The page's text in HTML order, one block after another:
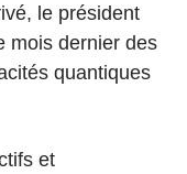
le président
mois dernier des
quantiques
et